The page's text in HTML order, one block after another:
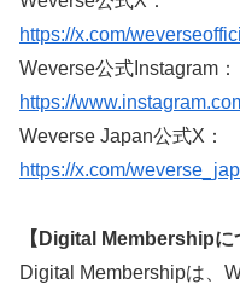
https://x.com/
Weverse公式Instagram：
https://
Weverse Japan公式X：
https://x.com/
【Digital Membershipに
Digital Membershipは、